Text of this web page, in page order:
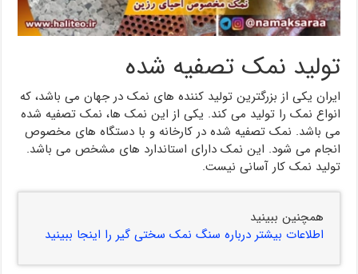
تولید نمک تصفیه شده
ایران یکی از بزرگترین تولید کننده های نمک در جهان می باشد، که
انواع نمک را تولید می کند. یکی از این نمک ها، نمک تصفیه شده
می باشد. نمک تصفیه شده در کارخانه و با دستگاه های مخصوص
انجام می شود. این نمک دارای استاندارد های مشخص می باشد.
تولید نمک کار آسانی نیست.
همچنین ببینید
اطلاعات بیشتر درباره سنگ نمک سختی گیر را اینجا ببینید